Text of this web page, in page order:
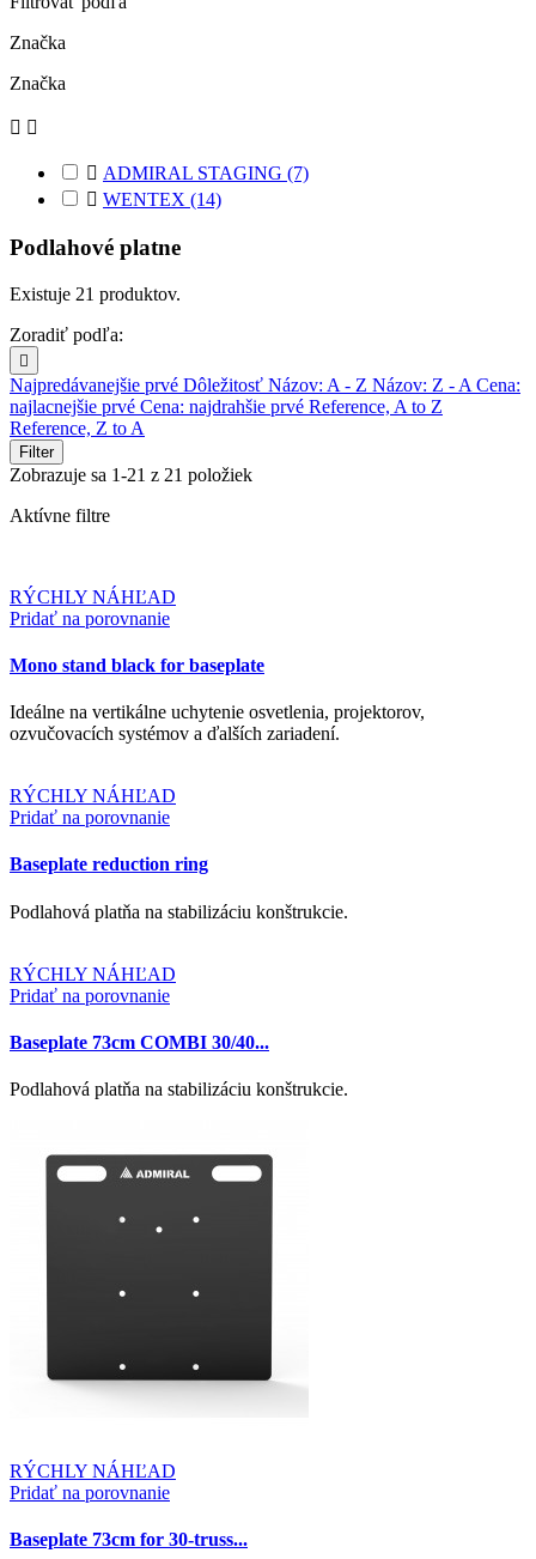
Značka
Značka
 
 ADMIRAL STAGING (7)
 WENTEX (14)
Podlahové platne
Existuje 21 produktov.
Zoradiť podľa:

Najpredávanejšie prvé Dôležitosť Názov: A - Z Názov: Z - A Cena:
najlacnejšie prvé Cena: najdrahšie prvé Reference, A to Z
Reference, Z to A
Filter
Zobrazuje sa 1-21 z 21 položiek
Aktívne filtre
RÝCHLY NÁHĽAD
Pridať na porovnanie
Mono stand black for baseplate
Ideálne na vertikálne uchytenie osvetlenia, projektorov,
ozvučovacích systémov a ďalších zariadení.
RÝCHLY NÁHĽAD
Pridať na porovnanie
Baseplate reduction ring
Podlahová platňa na stabilizáciu konštrukcie.
RÝCHLY NÁHĽAD
Pridať na porovnanie
Baseplate 73cm COMBI 30/40...
Podlahová platňa na stabilizáciu konštrukcie.
RÝCHLY NÁHĽAD
Pridať na porovnanie
Baseplate 73cm for 30-truss...